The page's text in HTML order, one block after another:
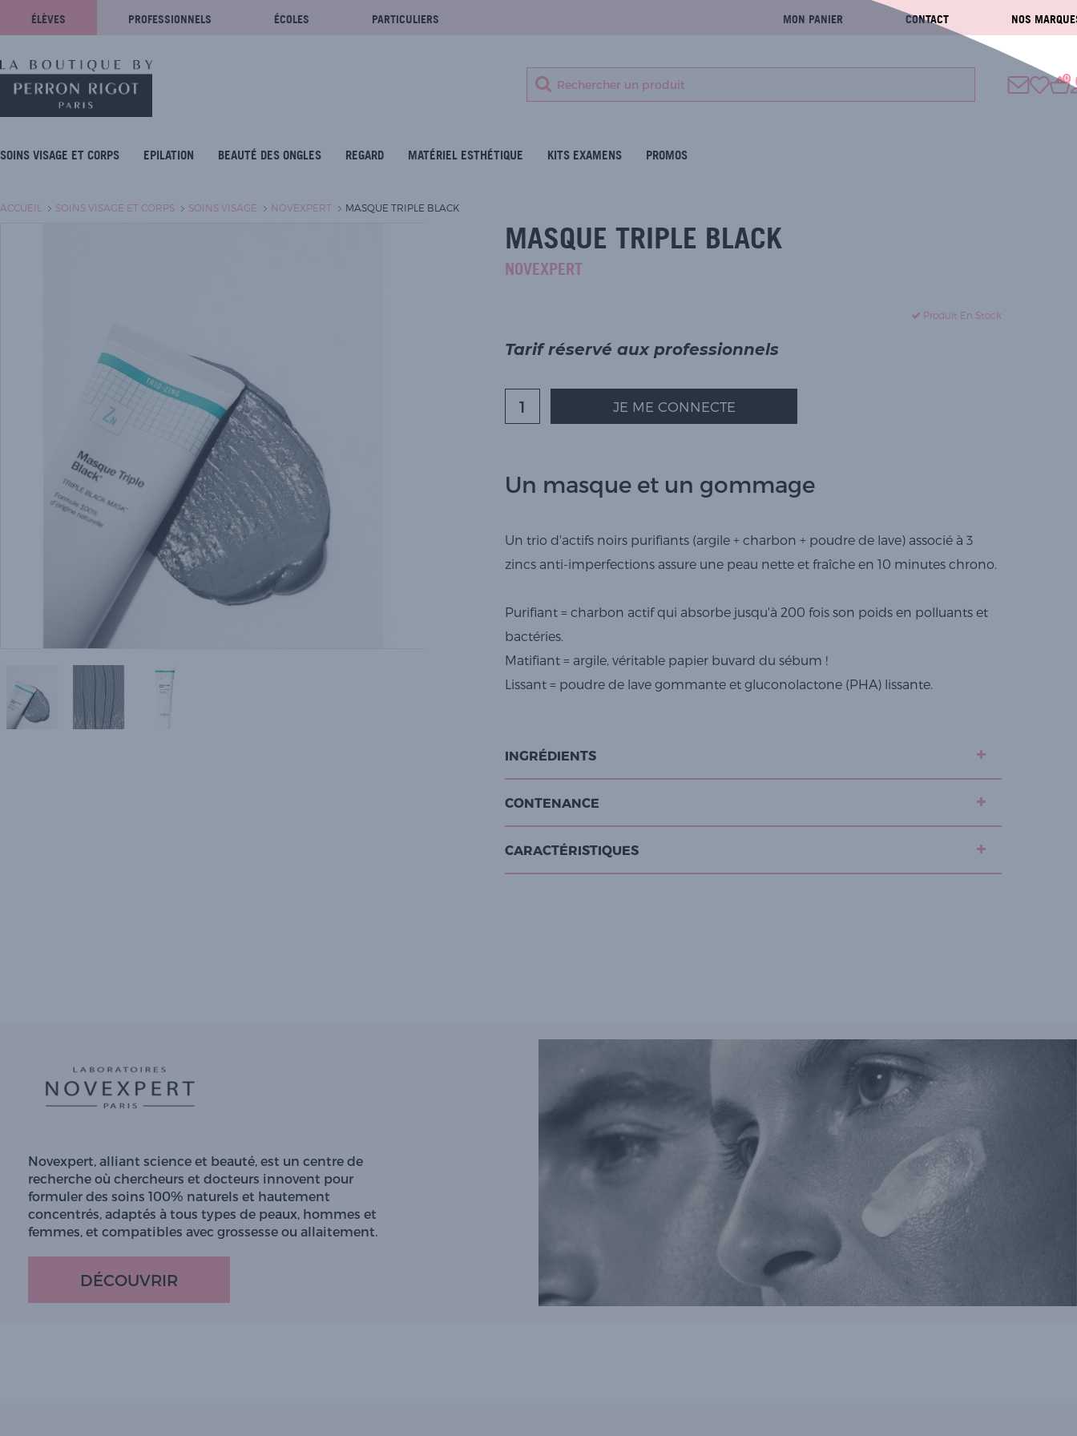
ÉLÈVES PROFESSIONNELS ÉCOLES PARTICULIERS MON PANIER CONTACT NOS
0
SOINS VISAGE ET CORPS EPILATION BEAUTÉ DES ONGLES REGARD MATÉRIEL ESTHÉTIQUE KITS EXAMENS PROMOS
ACCUEIL SOINS VISAGE ET CORPS SOINS VISAGE NOVEXPERT MASQUE TRIPLE BLACK
MASQUE TRIPLE BLACK
NOVEXPERT
Produit En Stock
Tarif réservé aux professionnels
JE ME CONNECTE
Un masque et un gommage
Un trio d'actifs noirs purifiants (argile + charbon + poudre de lave) associé à 3
zincs anti-imperfections assure une peau nette et fraîche en 10 minutes chrono.
Purifiant = charbon actif qui absorbe jusqu'à 200 fois son poids en polluants et
bactéries.
Matifiant = argile, véritable papier buvard du sébum !
Lissant = poudre de lave gommante et gluconolactone (PHA) lissante.
INGRÉDIENTS
CONTENANCE
CARACTÉRISTIQUES
Novexpert, alliant science et beauté, est un centre de
recherche où chercheurs et docteurs innovent pour
formuler des soins 100% naturels et hautement
concentrés, adaptés à tous types de peaux, hommes et
femmes, et compatibles avec grossesse ou allaitement.
DÉCOUVRIR